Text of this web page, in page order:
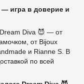
— игра в доверие и
Dream Diva 😈 — от
от Bijoux
и Rianne S. В
по всей